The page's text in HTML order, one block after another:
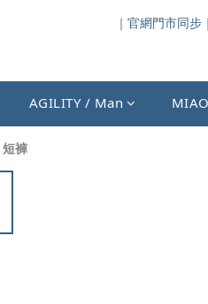
｜官網門市同
AGILITY / Man
短褲